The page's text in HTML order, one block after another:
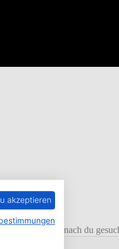
konnten, wonach du
akzeptieren